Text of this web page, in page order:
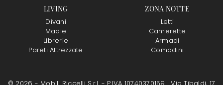
LIVING
Divani
Madie
Librerie
Pareti Attrezzate
ZONA NOTTE
Letti
Camerette
Armadi
Comodini